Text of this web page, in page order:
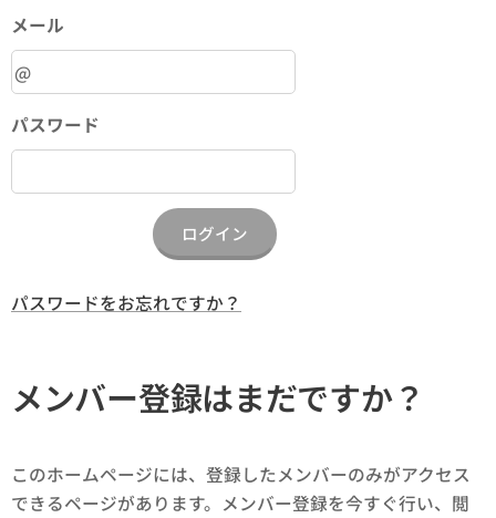
メール
パスワード
ログイン
パスワードをお忘れですか？
メンバー登録はまだですか？
このホームページには、登録したメンバーのみがアクセス
できるページがあります。メンバー登録を今すぐ行い、閲